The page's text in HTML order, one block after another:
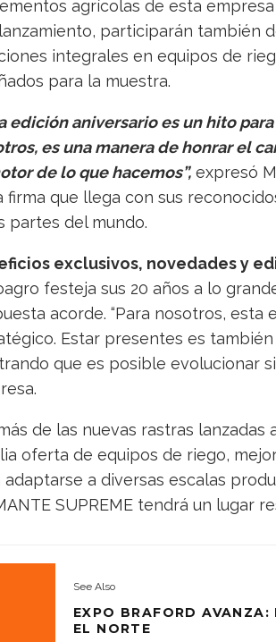
agrícolas de esta
participarán también
integrales en equipos de
para la muestra.
edición aniversario es un hito
es una manera de honrar el
de lo que hacemos”, expresó
firma que llega con sus
partes del mundo.
exclusivos, novedades y
festeja sus 20 años a lo
acorde. “Para nosotros,
Estar presentes es
que es posible evolucionar
de las nuevas rastras
oferta de equipos de riego,
adaptarse a diversas escalas
SUPREME tendrá un lugar
See Also
EXPO BRAFORD AVANZA:
EL NORTE